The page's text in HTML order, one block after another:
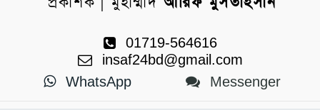
01719-564616
insaf24bd@gmail.com
WhatsApp
Messenger